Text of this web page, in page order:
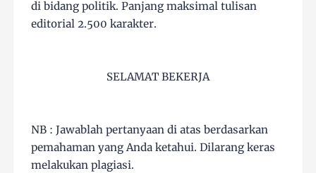
di bidang politik. Panjang maksimal tulisan
editorial 2.500 karakter.
SELAMAT BEKERJA
NB : Jawablah pertanyaan di atas berdasarkan
pemahaman yang Anda ketahui. Dilarang keras
melakukan plagiasi.